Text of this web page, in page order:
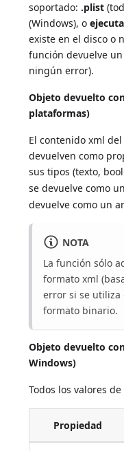
soportado:.plist
(Windows), o
existe en el disco o
función devuelve
ningún error).
Objeto devuelto
plataformas)
El contenido xml
devuelven como
sus tipos (texto,
se devuelve como
devuelve como un
NOTA
La función sólo
formato xml
error si se utiliza
formato binario.
Objeto devuelto
Windows)
Todos los valores
Propiedad